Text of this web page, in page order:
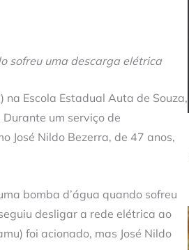
sofreu uma descarga elétrica
Escola Estadual Auta de Souza,
um serviço de
José Nildo Bezerra, de 47 anos,
bomba d’água quando sofreu
desligar a rede elétrica ao
foi acionado, mas José Nildo